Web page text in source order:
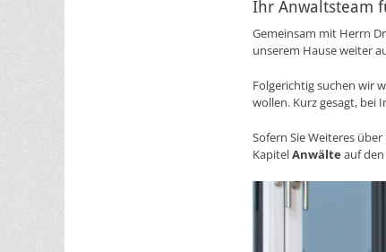
Ihr Anwaltsteam
Gemeinsam mit Herrn
unserem Hause weiter
Folgerichtig suchen wir
wollen. Kurz gesagt, bei
Sofern Sie Weiteres
KapitelAnwälte auf